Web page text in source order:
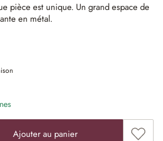
pièce est unique. Un grand espace de
en métal.
saisissez la valeur souhaitée ou
Ajouter au panier